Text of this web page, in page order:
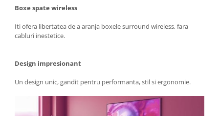
Boxe spate wireless
Iti ofera libertatea de a aranja boxele surround wireless, fara
cabluri inestetice.
Design impresionant
Un design unic, gandit pentru performanta, stil si ergonomie.